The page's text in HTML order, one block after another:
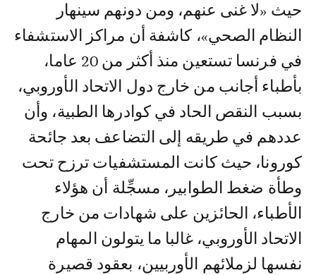
حيث «لا غنى عنهم، ومن دونهم سينهار
النظام الصحي»، كاشفة أن مراكز الاستشفاء
في فرنسا تستعين منذ أكثر من 20 عاما،
بأطباء أجانب من خارج دول الاتحاد الأوروبي،
بسبب النقص الحاد في كوادرها الطبية، وأن
عددهم في طريقه إلى التضاعف بعد جائحة
كورونا، حيث كانت المستشفيات ترزح تحت
وطأة ضغط الطوابير، مسجِّلة أن هؤلاء
الأطباء، الحائزين على شهادات من خارج
الاتحاد الأوروبي، غالبا ما يتولون المهام
نفسها لزملائهم الأوربيين، بعقود قصيرة